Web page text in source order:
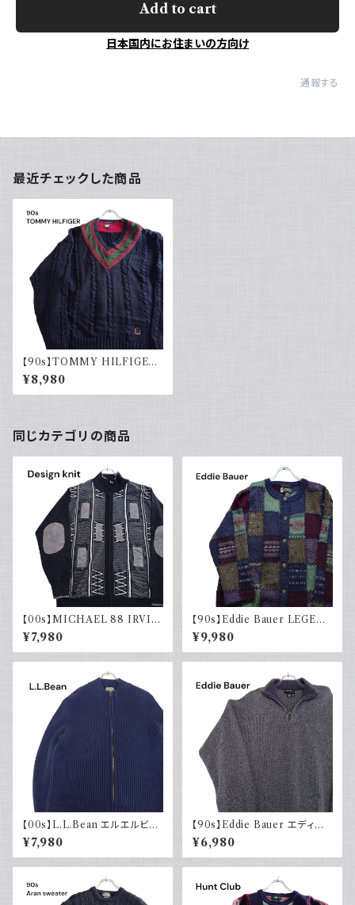
Add to cart
日本国内にお住まいの方向け
通報する
最近チェックした商品
【90s】TOMMY HILFIGER
トミーヒルフィガー オールドトミ
ー チルデンニット コットン セー
ター ネイビー 刺繍 90年代
¥8,980
同じカテゴリの商品
【00s】MICHAEL 88 IRVIN
デザインニット ジップアップ エ
ルボーパッチ 古着 レトロ モード
アクリル
¥7,980
【90s】Eddie Bauer LEGEN
D エディーバウアー レジェンド
総柄ニット カーディガン ウール
レトロ 90年代
¥9,980
【00s】L.L.Bean エルエルビー
ン ドライバーズニット リブ編み
ネイビー セーター コットンニッ
ト 古着 アウトドア
¥7,980
【90s】Eddie Bauer エディー
バウアー コットンニット ハーフ
ジップ USA製 グレー 90年代
古着
¥6,980